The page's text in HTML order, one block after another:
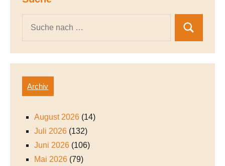
Archiv
August 2026 (14)
Juli 2026 (132)
Juni 2026 (106)
Mai 2026 (79)